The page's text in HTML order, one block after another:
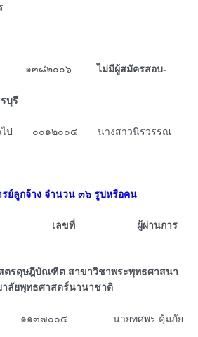
๑๓๘๒๐๐๖ –ไม่มีผู้สมัครสอบ-
บุรี
วไป ๐๐๑๒๐๐๔ นางสาวนิรวรรณ
ย์ลูกจ้าง จำนวน ๓๖ รูปหรือคน
แหน่ง เลขที่ ผู้ผ่านการ
รดุษฎีบัณฑิต สาขาวิชาพระพุทธศาสนา
ลัยพุทธศาสตร์นานาชาติ
๑๓๗๐๐๔ นายทศพร คุ้มภัย